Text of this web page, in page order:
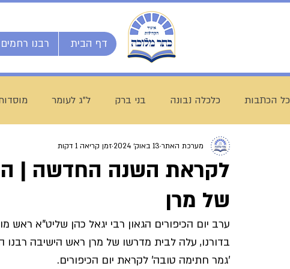
דף הבית רבנו
כל הכתבות כלכלה נבונה בני ברק ל"ג לעומר
השיעור השבועי ספרי מרן בית המדרש הגדול
חג שבועות ת"ת לחם הביכורים
עולם התורה הרב עובדיה חן דף היומי הרב מצליח
לקראת השנה החדשה |
של מרן
מערכת האתר 13 באוק׳ 2024 זמן קריאה 1 דקות
ערב יום הכיפורים הגאון רבי יגאל כהן שליט"א ראש
בדורנו, עלה לבית מדרשו של מרן ראש הישיבה
'גמר חתימה טובה' לקראת יום הכיפורים.